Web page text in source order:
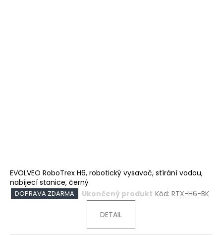
EVOLVEO RoboTrex H6, robotický vysavač, stírání vodou,
nabíjecí stanice, černý
DOPRAVA ZDARMA Ukončený produkt Kód: RTX-H6-BK
DETAIL